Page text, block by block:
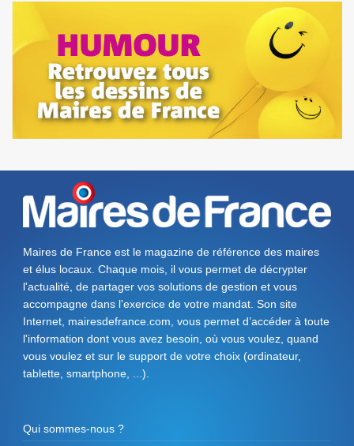
Maires de France est le magazine de référence des maires
et élus locaux. Chaque mois, il vous permet de décrypter
l'actualité, de partager vos solutions de gestion et vous
accompagne dans l'exercice de votre mandat. Son site
Internet, mairesdefrance.com, vous permet d’accéder à toute
l'information dont vous avez besoin, où vous voulez, quand
vous voulez et sur le support de votre choix (ordinateur,
tablette, smartphone, ...).
Qui sommes-nous ?